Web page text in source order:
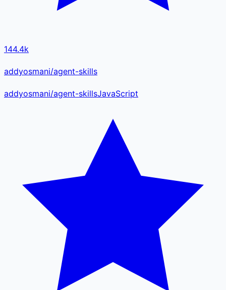
144.4k
addyosmani/agent-skills
addyosmani/agent-skillsJavaScript